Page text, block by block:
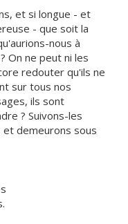
et si longue - et
- que soit la
nous à
On ne peut ni les
redouter qu'ils ne
sur tous nos
ils sont
? Suivons-les
et demeurons sous